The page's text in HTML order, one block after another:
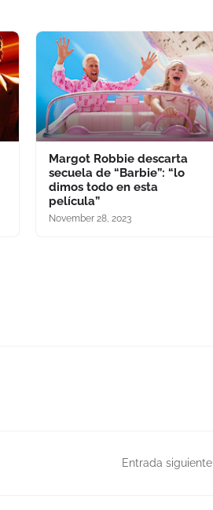
Margot Robbie descarta
secuela de “Barbie”: “lo
dimos todo en esta
película”
November 28, 2023
Entrada siguiente